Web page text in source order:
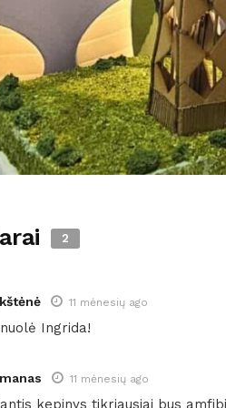
2
11 mėnesių ago
Ingrida!
11 mėnesių ago
kepinys tikriausiai bus